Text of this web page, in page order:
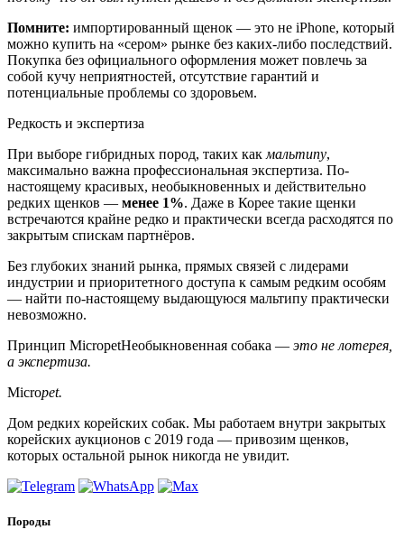
Помните: импортированный щенок — это не iPhone, который
можно купить на «сером» рынке без каких-либо последствий.
Покупка без официального оформления может повлечь за
собой кучу неприятностей, отсутствие гарантий и
потенциальные проблемы со здоровьем.
Редкость и экспертиза
При выборе гибридных пород, таких как мальтипу,
максимально важна профессиональная экспертиза. По-
настоящему красивых, необыкновенных и действительно
редких щенков — менее 1%. Даже в Корее такие щенки
встречаются крайне редко и практически всегда расходятся по
закрытым спискам партнёров.
Без глубоких знаний рынка, прямых связей с лидерами
индустрии и приоритетного доступа к самым редким особям
— найти по-настоящему выдающуюся мальтипу практически
невозможно.
Принцип MicropetНеобыкновенная собака — это не лотерея,
а экспертиза.
Micropet.
Дом редких корейских собак. Мы работаем внутри закрытых
корейских аукционов с 2019 года — привозим щенков,
которых остальной рынок никогда не увидит.
Породы